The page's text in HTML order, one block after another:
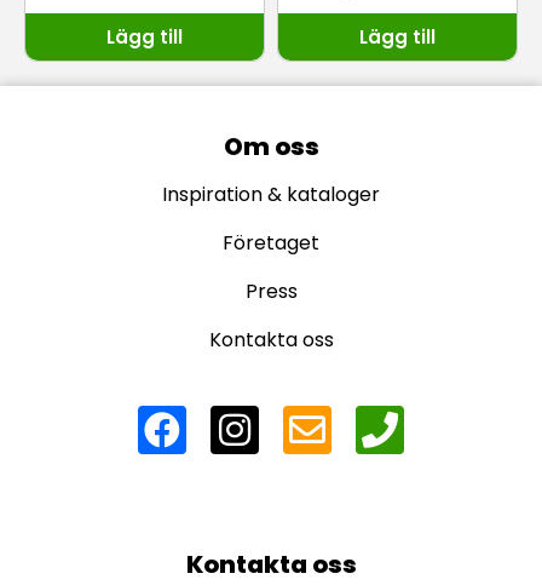
Lägg till Lägg till
Om oss
Inspiration & kataloger
Företaget
Press
Kontakta oss
Kontakta oss